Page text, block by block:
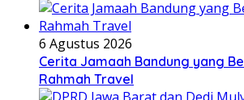
6 Agustus 2026
Cerita Jamaah Bandung yang
Rahmah Travel